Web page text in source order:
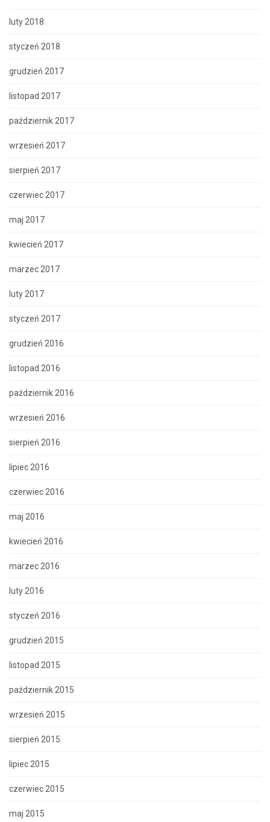
luty 2018
styczeń 2018
grudzień 2017
listopad 2017
październik 2017
wrzesień 2017
sierpień 2017
czerwiec 2017
maj 2017
kwiecień 2017
marzec 2017
luty 2017
styczeń 2017
grudzień 2016
listopad 2016
październik 2016
wrzesień 2016
sierpień 2016
lipiec 2016
czerwiec 2016
maj 2016
kwiecień 2016
marzec 2016
luty 2016
styczeń 2016
grudzień 2015
listopad 2015
październik 2015
wrzesień 2015
sierpień 2015
lipiec 2015
czerwiec 2015
maj 2015